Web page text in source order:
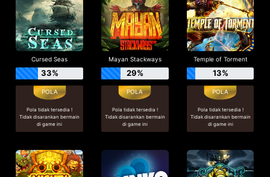
Cursed Seas
33%
Pola tidak tersedia !
Tidak disarankan bermain
di game ini
Mayan Stackways
29%
Pola tidak tersedia !
Tidak disarankan bermain
di game ini
Temple of Torment
13%
Pola tidak tersedia !
Tidak disarankan bermain
di game ini